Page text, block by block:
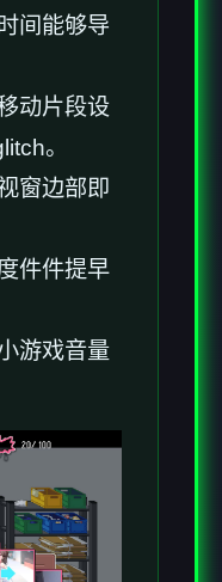
间能够导
动片段设
。
窗边部即
件件提早
游戏音量